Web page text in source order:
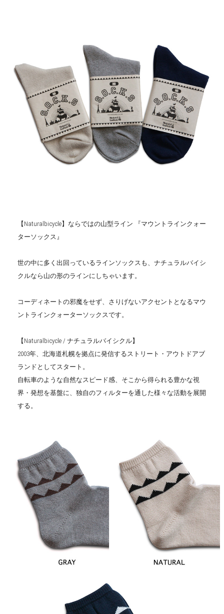
【Naturalbicycle】ならではの山型ライン 『マウントラインクォー
ターソックス』
世の中に多く出回っているラインソックスも、ナチュラルバイシ
クルなら山の形のラインにしちゃいます。
コーディネートの邪魔をせず、さりげないアクセントとなるマウ
ントラインクォーターソックスです。
【Naturalbicycle / ナチュラルバイシクル】
2003年、北海道札幌を拠点に発信するストリート・アウトドアブ
ランドとしてスタート。
自転車のような自然なスピード感、そこから得られる豊かな視
界・発想を基盤に、独自のフィルターを通した様々な活動を展開
する。